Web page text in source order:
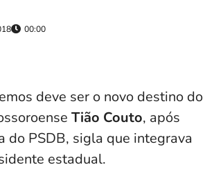
00:00
deve ser o novo destino do
Tião Couto, após
do PSDB, sigla que integrava
estadual.